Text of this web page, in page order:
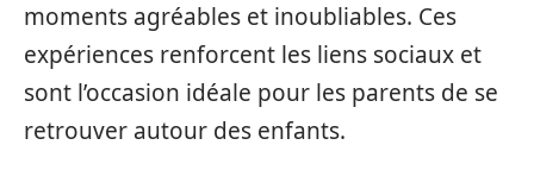
moments agréables et inoubliables. Ces
expériences renforcent les liens sociaux et
sont l’occasion idéale pour les parents de se
retrouver autour des enfants.